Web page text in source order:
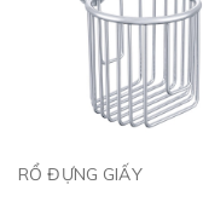
RỔ ĐỰNG GIẤY